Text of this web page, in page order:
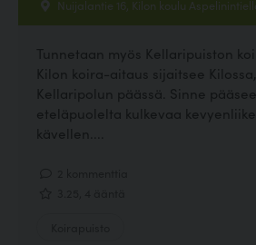
Nuijalantie 16, Kilon koulu
Tunnetaan myös Kellaripuiston
Kilon koira-aitaus sijaitsee
Kellaripolun päässä. Sinne
eteläpuolelta kulkevaa
kävellen....